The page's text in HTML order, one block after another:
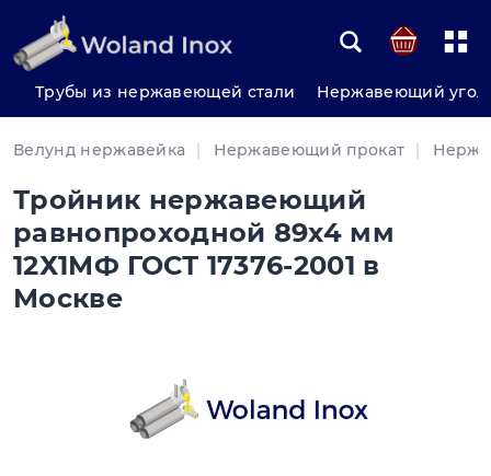
Трубы из нержавеющей стали Нержавеющий
Велунд нержавейка Нержавеющий прокат
Тройник нержавеющий
равнопроходной 89х4 мм
12Х1МФ ГОСТ 17376-2001 в
Москве